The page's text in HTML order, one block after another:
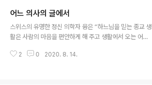
습니다.(열왕기 상 19, 12) 불길이 지나간 후 시원하게 불
어오는 산들바람 속에서 여린 음성이 들려왔습니다. 그곳
에 주님이 계셨던 것입니다. 위대한 예언자 모세는 하느님
용히 들어라. 너희는 오늘 너희 하느님의 백성이 되었
어느 의사의 글에서
스위스의 유명한 정신 의학자 융은 “하느님을 믿는 종교 생
활은 사람의 마음을 편안하게 해 주고 생활에서 오는 어려
다”라고 하였다. 나 역시 오랜 의사 생활에서 그와 같은 사
2 0 2020. 8. 14.